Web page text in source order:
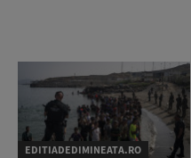
EDITIADEDIMINEATA.RO